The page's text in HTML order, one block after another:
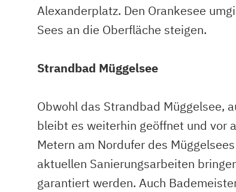
Alexanderplatz. Den Orankesee
Sees an die Oberfläche steigen.
Strandbad Müggelsee
Obwohl das Strandbad Müggelsee,
bleibt es weiterhin geöffnet und vor
Metern am Nordufer des
aktuellen Sanierungsarbeiten
garantiert werden. Auch